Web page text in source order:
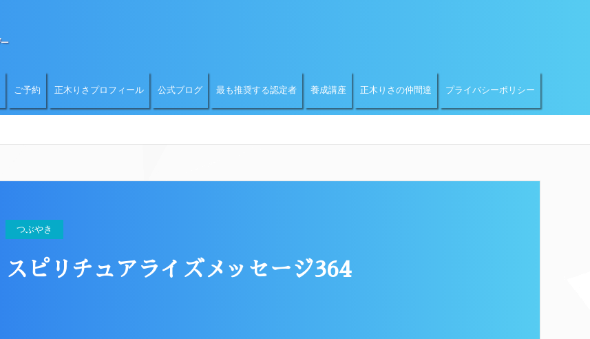
ご予約 正木りさプロフィール 公式ブログ 最も推奨する認定者 養成講座 正木りさの仲間達 プライバシーポリシー
つぶやき
スピリチュアライズメッセージ364